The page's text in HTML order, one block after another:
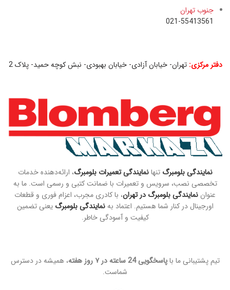
جنوب تهران
021-55413561
دفتر مرکزی: تهران- خیابان آزادی- خیابان بهبودی- نبش کوچه حمید- پلاک 2
نمایندگی بلومبرگ تنهانمایندگی تعمیرات بلومبرگ، ارائه‌دهنده خدمات
تخصصی نصب، سرویس و تعمیرات با ضمانت کتبی و رسمی است. ما به
عنوان نمایندگی بلومبرگ در تهران، با کادری مجرب، اعزام فوری و قطعات
اورجینال در کنار شما هستیم. اعتماد بهنمایندگی بلومبرگ یعنی تضمین
کیفیت و آسودگی خاطر.
تیم پشتیبانی ما باپاسخگویی 24 ساعته در ۷ روز هفته
، همیشه در دسترس
شماست.